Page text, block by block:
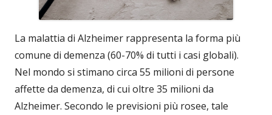
La malattia di Alzheimer rappresenta la forma più
comune di demenza (60-70% di tutti i casi globali).
Nel mondo si stimano circa 55 milioni di persone
affette da demenza, di cui oltre 35 milioni da
Alzheimer. Secondo le previsioni più rosee, tale